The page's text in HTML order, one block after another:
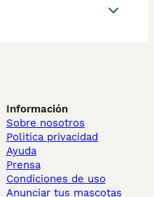
Información
Sobre nosotros
Politica privacidad
Ayuda
Prensa
Condiciones de uso
Anunciar tus mascotas